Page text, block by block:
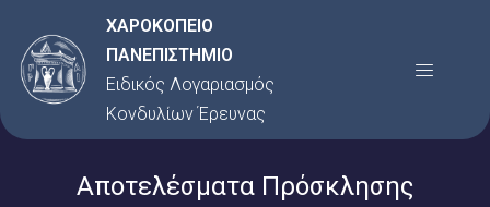
στο
περιεχόμενο
ΧΑΡΟΚΟΠΕΙΟ
ΠΑΝΕΠΙΣΤΗΜΙΟ
Ειδικός Λογαριασμός
Κονδυλίων Έρευνας
Menu
Αποτελέσματα Πρόσκλησης